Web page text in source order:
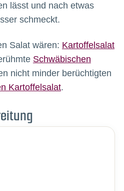
lässt und nach etwas
schmeckt.
Salat wären: Kartoffelsalat
Schwäbischen
nicht minder berüchtigten
Kartoffelsalat.